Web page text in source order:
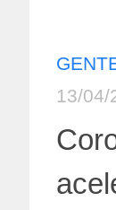
13/04/